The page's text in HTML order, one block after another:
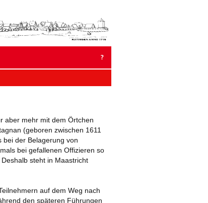
?
aber mehr mit dem Örtchen
(geboren zwischen 1611
bei der Belagerung von
bei gefallenen Offizieren so
steht in Maastricht
auf dem Weg nach
den späteren Führungen